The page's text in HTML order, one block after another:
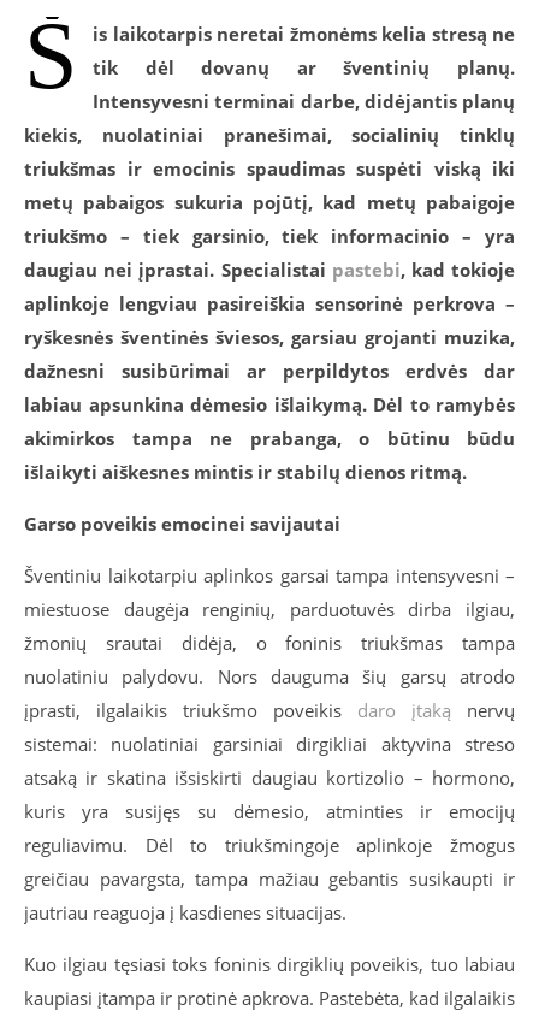
Š
is laikotarpis neretai žmonėms kelia stresą ne
tik dėl dovanų ar šventinių planų.
Intensyvesni terminai darbe, didėjantis planų
kiekis, nuolatiniai pranešimai, socialinių tinklų
triukšmas ir emocinis spaudimas suspėti viską iki
metų pabaigos sukuria pojūtį, kad metų pabaigoje
triukšmo – tiek garsinio, tiek informacinio – yra
daugiau nei įprastai. Specialistai pastebi, kad tokioje
aplinkoje lengviau pasireiškia sensorinė perkrova –
ryškesnės šventinės šviesos, garsiau grojanti muzika,
dažnesni susibūrimai ar perpildytos erdvės dar
labiau apsunkina dėmesio išlaikymą. Dėl to ramybės
akimirkos tampa ne prabanga, o būtinu būdu
išlaikyti aiškesnes mintis ir stabilų dienos ritmą.
Garso poveikis emocinei savijautai
Šventiniu laikotarpiu aplinkos garsai tampa intensyvesni –
miestuose daugėja renginių, parduotuvės dirba ilgiau,
žmonių srautai didėja, o foninis triukšmas tampa
nuolatiniu palydovu. Nors dauguma šių garsų atrodo
įprasti, ilgalaikis triukšmo poveikis daro įtaką nervų
sistemai: nuolatiniai garsiniai dirgikliai aktyvina streso
atsaką ir skatina išsiskirti daugiau kortizolio – hormono,
kuris yra susijęs su dėmesio, atminties ir emocijų
reguliavimu. Dėl to triukšmingoje aplinkoje žmogus
greičiau pavargsta, tampa mažiau gebantis susikaupti ir
jautriau reaguoja į kasdienes situacijas.
Kuo ilgiau tęsiasi toks foninis dirgiklių poveikis, tuo labiau
kaupiasi įtampa ir protinė apkrova. Pastebėta, kad ilgalaikis